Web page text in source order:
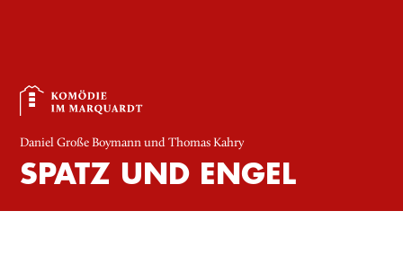
Daniel Große Boymann und Thomas Kahry
SPATZ UND ENGEL